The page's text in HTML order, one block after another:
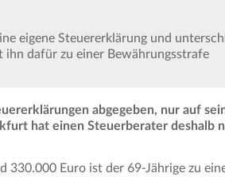
eigene Steuererklärung und
dafür zu einer Bewährungsstrafe
abgegeben, nur auf
hat einen Steuerberater deshalb
330.000 Euro ist der 69-Jährige zu